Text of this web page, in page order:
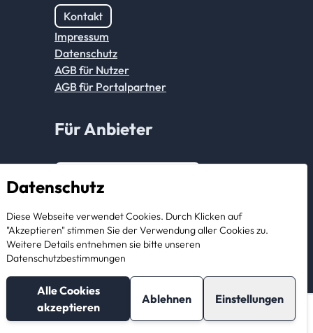
Datenschutz
Diese Webseite verwendet Cookies. Durch Klicken auf
"Akzeptieren" stimmen Sie der Verwendung aller Cookies zu.
Weitere Details entnehmen sie bitte unseren
Datenschutzbestimmungen
Alle Cookies
akzeptieren
Ablehnen Einstellungen
Kontakt
Impressum
Datenschutz
AGB für Nutzer
AGB für Portalpartner
Für Anbieter
Als Anbieter registrieren
© 2026 StorageBook GmbH. All rights reserved.